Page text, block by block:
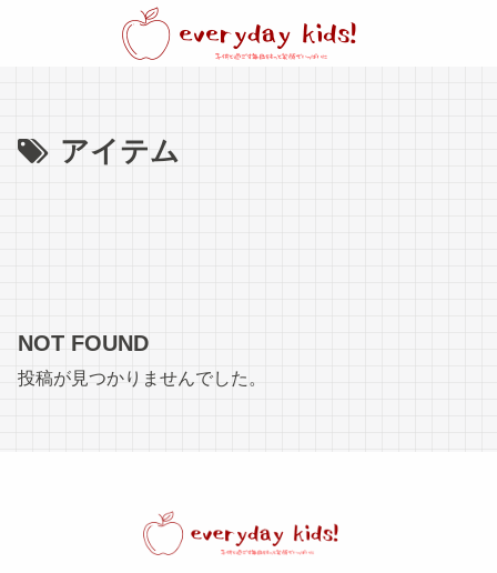
アイテム
NOT FOUND
投稿が見つかりませんでした。